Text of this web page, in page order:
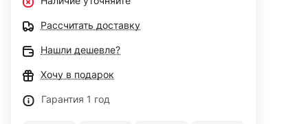
Рассчитать доставку
Нашли дешевле?
Хочу в подарок
Гарантия 1 год